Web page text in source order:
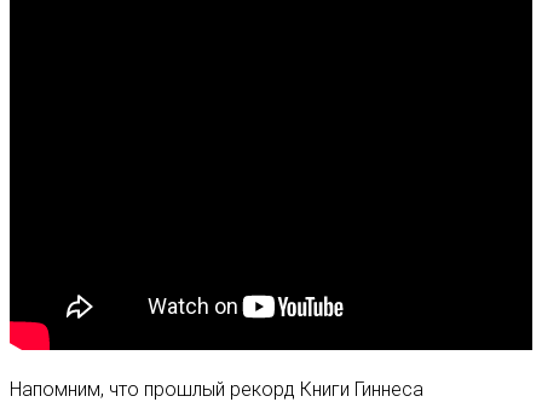
Напомним, что прошлый рекорд Книги Гиннеса